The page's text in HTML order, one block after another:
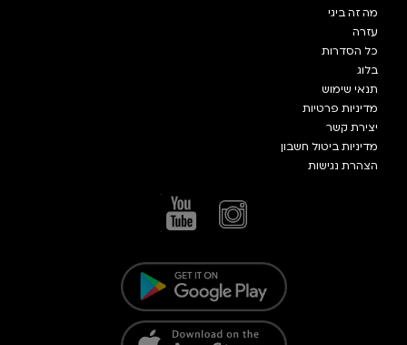
מה זה ביגי
עזרה
כל הסדרות
בלוג
תנאי שימוש
מדיניות פרטיות
יצירת קשר
מדיניות ביטול חשבון
הצהרת נגישות